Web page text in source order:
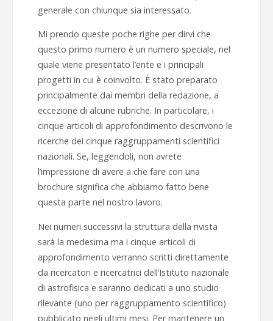
generale con chiunque sia interessato.
Mi prendo queste poche righe per dirvi che
questo primo numero è un numero speciale, nel
quale viene presentato l’ente e i principali
progetti in cui è coinvolto. È stato preparato
principalmente dai membri della redazione, a
eccezione di alcune rubriche. In particolare, i
cinque articoli di approfondimento descrivono le
ricerche dei cinque raggruppamenti scientifici
nazionali. Se, leggendoli, non avrete
l’impressione di avere a che fare con una
brochure significa che abbiamo fatto bene
questa parte nel nostro lavoro.
Nei numeri successivi la struttura della rivista
sarà la medesima ma i cinque articoli di
approfondimento verranno scritti direttamente
da ricercatori e ricercatrici dell’Istituto nazionale
di astrofisica e saranno dedicati a uno studio
rilevante (uno per raggruppamento scientifico)
pubblicato negli ultimi mesi. Per mantenere un